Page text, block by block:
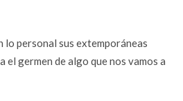
lo personal sus extemporáneas
el germen de algo que nos vamos a